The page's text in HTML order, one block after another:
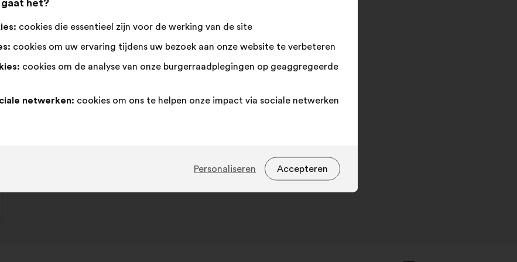
op
het?
cookies die essentieel zijn voor de werking van de site
cookies om uw ervaring tijdens uw bezoek aan onze website te verbeteren
cookies om de analyse van onze burgerraadplegingen op geaggregeerde
netwerken: cookies om ons te helpen onze impact via sociale netwerken
Accepteren
Personaliseren